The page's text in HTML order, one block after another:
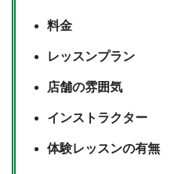
料金
レッスンプラン
店舗の雰囲気
インストラクター
体験レッスンの有無